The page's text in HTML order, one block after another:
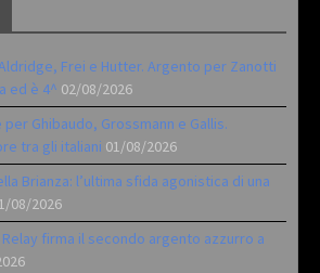
Frei e Hutter. Argento per Zanotti
ed è 4^ 02/08/2026
Ghibaudo, Grossmann e Gallis.
tra gli italiani 01/08/2026
Brianza: l’ultima sfida agonistica di una
08/2026
Relay firma il secondo argento azzurro a